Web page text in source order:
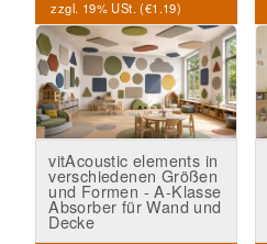
zzgl. 19% USt. (€1.19)
vitAcoustic elements in
verschiedenen Größen
und Formen - A-Klasse
Absorber für Wand und
Decke